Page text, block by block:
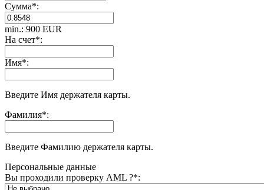
Сумма*:
min.: 900 EUR
На счет*:
Имя*:
Введите Имя держателя карты.
Фамилия*:
Введите Фамилию держателя карты.
Персональные данные
Вы проходили проверку AML ?*: